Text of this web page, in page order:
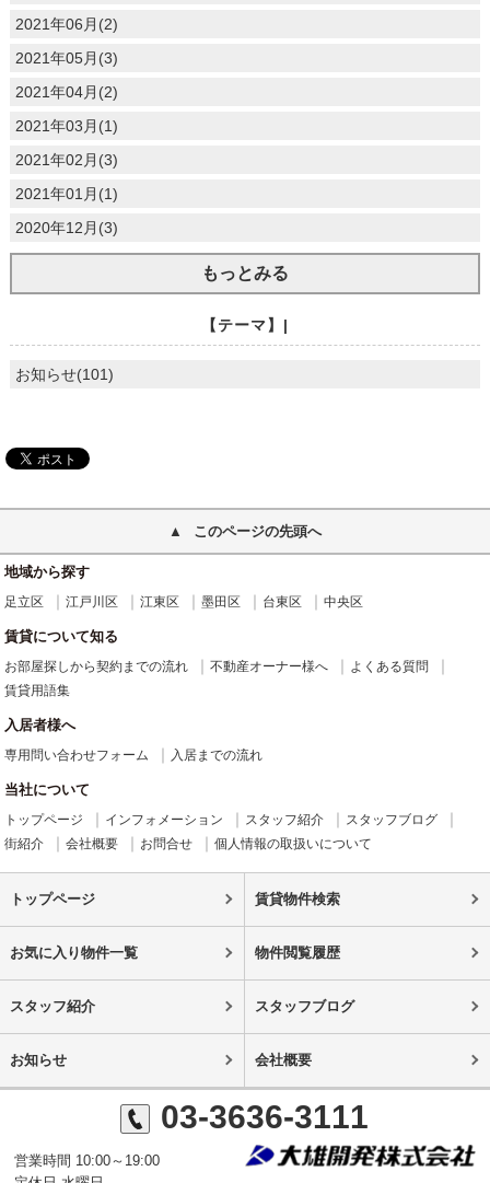
2021年06月(2)
2021年05月(3)
2021年04月(2)
2021年03月(1)
2021年02月(3)
2021年01月(1)
2020年12月(3)
もっとみる
【テーマ】|
お知らせ(101)
このページの先頭へ
地域から探す
足立区 江戸川区 江東区 墨田区 台東区 中央区
賃貸について知る
お部屋探しから契約までの流れ 不動産オーナー様へ
よくある質問
賃貸用語集
入居者様へ
専用問い合わせフォーム 入居までの流れ
当社について
トップページ インフォメーション スタッフ紹介
スタッフブログ
街紹介
会社概要 お問合せ 個人情報の取扱いについて
トップページ 賃貸物件検索
お気に入り物件一覧 物件閲覧履歴
スタッフ紹介 スタッフブログ
お知らせ 会社概要
03-3636-3111
営業時間 10:00～19:00